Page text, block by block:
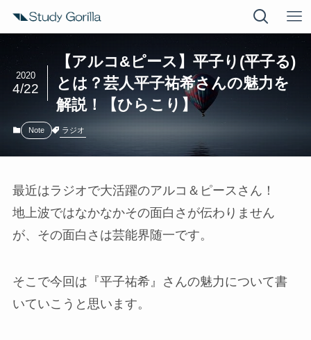
【アルコ&ピース】平子り(平子る)
とは？芸人平子祐希さんの魅力を
解説！【ひらこり】
2020
4/22
Note ラジオ
最近はラジオで大活躍のアルコ＆ピース さん！
地上波ではなかなかその面白さが伝わりません
が、その面白さは芸能界随一です。
そこで今回は『平子祐希』さんの魅力について書
いていこうと思います。